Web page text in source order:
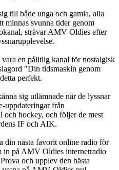
till både unga och gamla, alla
minnas svunna tider genom
strävar AMV Oldies efter
en pålitlig kanal för nostalgisk
"Din tidsmaskin genom
perfekt.
sig utlämnade när de lyssnar
uppdateringar från
och hockey, och följer de mest
IF och AIK.
din nästa favorit online radio för
in på AMV Oldies internetradio
och upplev den bästa